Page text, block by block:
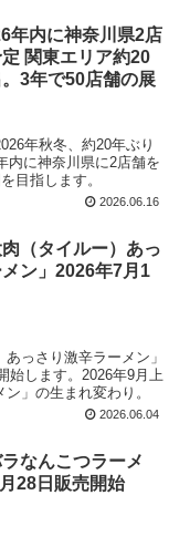
年内に神奈川県2店
関東エリア約20
3年で50店舗の展
年秋冬、約20年ぶり
内に神奈川県に2店舗を
目指します。
2026.06.16
（タイルー）あっ
ン」2026年7月1
っさり激辛ラーメン」
始します。2026年9月上
」の生まれ変わり。
2026.06.04
なんこつラーメ
28日販売開始